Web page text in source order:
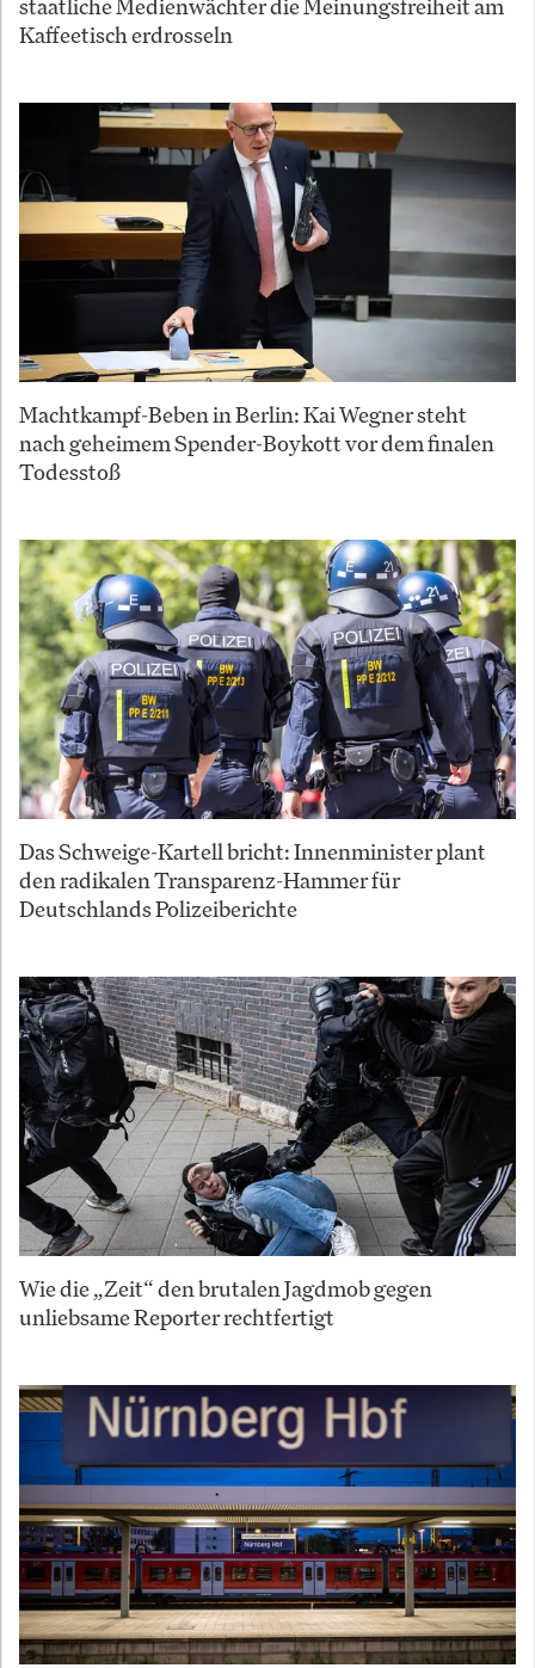
Kaffeetisch erdrosseln
Machtkampf-Beben in Berlin: Kai Wegner steht
nach geheimem Spender-Boykott vor dem finalen
Todesstoß
Das Schweige-Kartell bricht: Innenminister plant
den radikalen Transparenz-Hammer für
Deutschlands Polizeiberichte
Wie die „Zeit“ den brutalen Jagdmob gegen
unliebsame Reporter rechtfertigt